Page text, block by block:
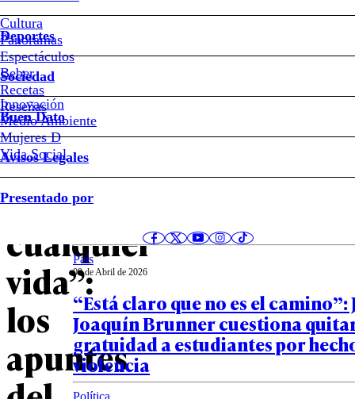
Cultura
Panoramas
Espectáculos
Beber
Recetas
Reseñas
Deportes
Sociedad
Innovación
Medio Ambiente
Mujeres D
Vida Social
Buen Dato
Avisos Legales
Presentado por
“Mi
impacto
importa
más
que
cualquier
vida”:
los
apuntes
Notas relacionadas
10 de Abril de 2026
La violencia en la sociedad del
País
09 de Abril de 2026
“Está claro que no es el camino”:
Joaquín Brunner cuestiona
gratuidad a estudiantes por
violencia
Política